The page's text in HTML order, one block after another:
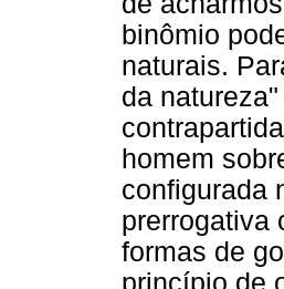
binômio
naturais.
da
homem
configurada
prerrogativa
formas de